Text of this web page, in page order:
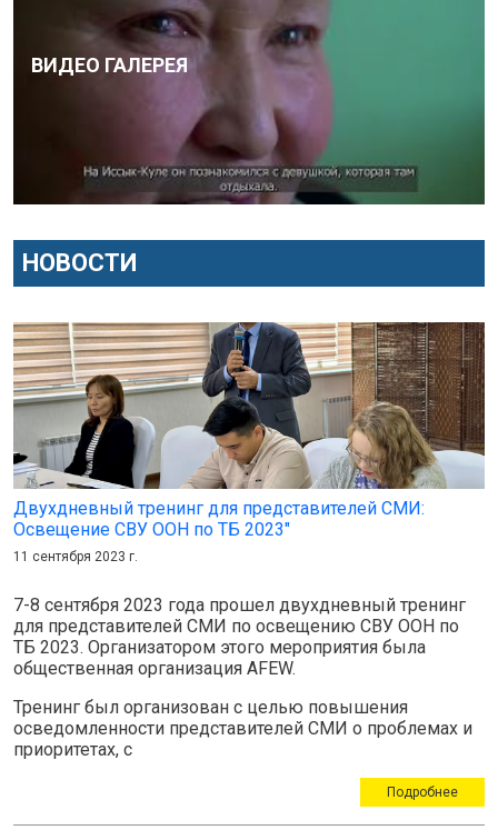
ВИДЕО ГАЛЕРЕЯ
НОВОСТИ
Двухдневный тренинг для представителей СМИ:
Освещение СВУ ООН по ТБ 2023"
11 сентября 2023 г.
7-8 сентября 2023 года прошел двухдневный тренинг
для представителей СМИ по освещению СВУ ООН по
ТБ 2023. Организатором этого мероприятия была
общественная организация AFEW.
Тренинг был организован с целью повышения
осведомленности представителей СМИ о проблемах и
приоритетах, с
Подробнее